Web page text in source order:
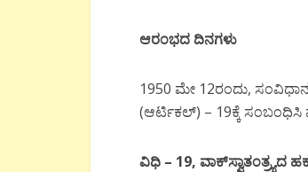
ಆರಂಭದ ದಿನಗಳು
1950 ಮೇ 12ರಂದು,
(ಆರ್ಟಿಕಲ್) – 19ಕ್ಕೆ ಸಂಬಂಧಿಸಿ
ವಿಧಿ – 19, ವಾಕ್‍ಸ್ವಾತಂತ್ರ್ಯದ